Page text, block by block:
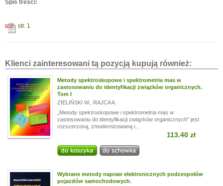
Spis treści:
str. 1
Klienci zainteresowani tą pozycją kupują również:
Metody spektroskopowe i spektrometria mas w
zastosowaniu do identyfikacji związków organicznych.
Tom I
ZIELIŃSKI W.
RAJCA A.
„Metody spektroskopowe i spektrometria mas w
zastosowaniu do identyfikacji związków organicznych” jest
rozszerzoną, zmodernizowaną i...
113.40 zł
Wybrane metody napraw elektronicznych podzespołów
pojazdów samochodowych.